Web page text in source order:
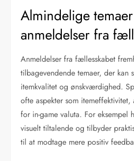
Almindelige
anmeldelser fra
Anmeldelser fra fællesskabet
tilbagevendende temaer, der kan
itemkvalitet og ønskværdighed.
ofte aspekter som
for in-game valuta. For eksempel
visuelt tiltalende og tilbyder
til at modtage mere positiv